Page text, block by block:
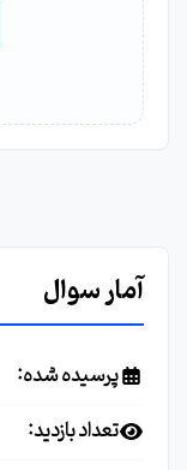
آمار سوال
پرسیده شده:
تعداد بازدید: